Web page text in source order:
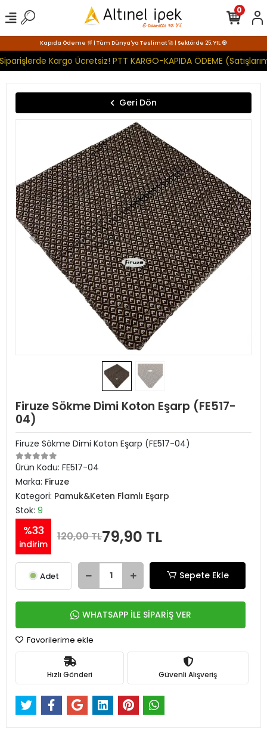
Kapıda Ödeme 🛒 | Tüm Dünya'ya Teslimat 🚀 | Sektörde 25. YIL 🧿
Kargo Ücretsiz! PTT KARGO-KAPIDA ÖDEME
0
Geri Dön
Firuze Sökme Dimi Koton Eşarp (FE517-
04)
Firuze Sökme Dimi Koton Eşarp (FE517-04)
Ürün Kodu: FE517-04
Marka: Firuze
Kategori: Pamuk&Keten Flamlı Eşarp
Stok: 9
%33
indirim
120,00 TL79,90 TL
Adet Sepete Ekle
WHATSAPP İLE SİPARİŞ VER
Favorilerime ekle
Hızlı Gönderi Güvenli Alışveriş